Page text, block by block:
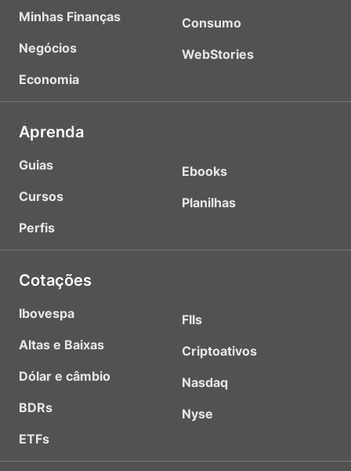
Minhas Finanças
Negócios
Economia
Consumo
WebStories
Aprenda
Guias
Cursos
Perfis
Ebooks
Planilhas
Cotações
Ibovespa
Altas e Baixas
Dólar e câmbio
BDRs
ETFs
FIIs
Criptoativos
Nasdaq
Nyse